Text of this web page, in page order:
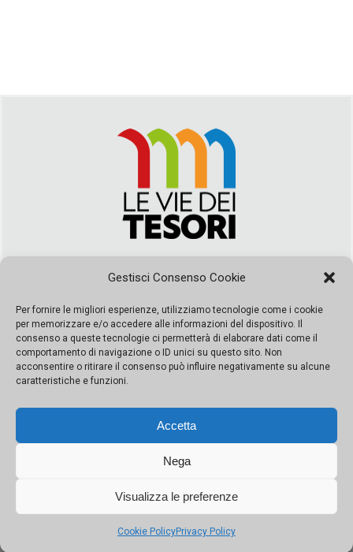
Gestisci Consenso Cookie
Per fornire le migliori esperienze, utilizziamo tecnologie come i cookie
per memorizzare e/o accedere alle informazioni del dispositivo. Il
consenso a queste tecnologie ci permetterà di elaborare dati come il
comportamento di navigazione o ID unici su questo sito. Non
acconsentire o ritirare il consenso può influire negativamente su alcune
caratteristiche e funzioni.
Accetta
Nega
Visualizza le preferenze
Cookie PolicyPrivacy Policy
segreteria@leviedeitesori.it
Direttore ResponsabileMarcello Barbaro – Aut. del tribunale di
Palermo n. 19 del 2017 iscrizione al roc numero 37003 Editore
Porta Felice Srl. Sede legale: Via Libertà 93 – 90143 Palermo
Società iscritta alla Camera di Commercio di Palermo Ufficio
065228208251 Capitale 10000 euro IV
© Copyright Porta Felice | Le Vie dei Tesori. Tutti i diritti riservati |Privacy Policy
Made by:Kappaelle Comunicazione